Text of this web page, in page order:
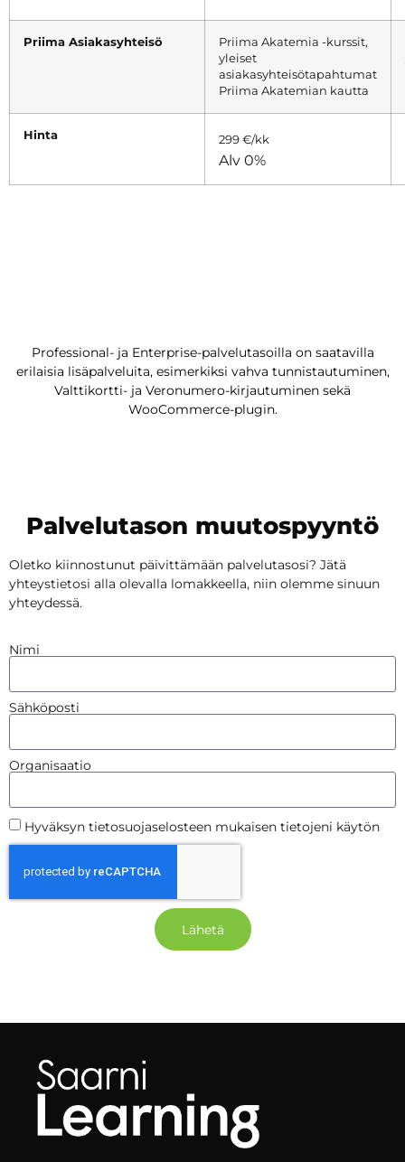
Priima Asiakasyhteisö
Priima Akatemia -kurssit,
yleiset
asiakasyhteisötapahtumat
Priima Akatemian kautta
Hinta 299 €/kk
Alv 0%
Professional- ja Enterprise-palvelutasoilla on saatavilla
erilaisia lisäpalveluita, esimerkiksi vahva tunnistautuminen,
Valttikortti- ja Veronumero-kirjautuminen sekä
WooCommerce-plugin.
Palvelutason muutospyyntö
Oletko kiinnostunut päivittämään palvelutasosi? Jätä
yhteystietosi alla olevalla lomakkeella, niin olemme sinuun
yhteydessä.
Nimi
Sähköposti
Organisaatio
Hyväksyn tietosuojaselosteen mukaisen tietojeni käytön
Lähetä